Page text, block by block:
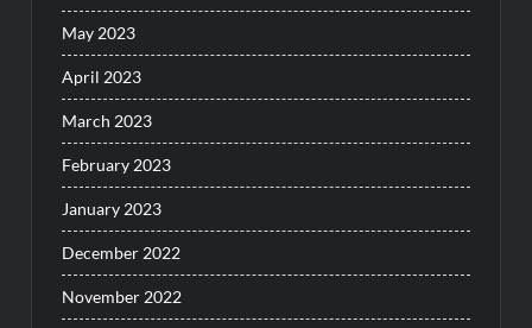
May 2023
April 2023
March 2023
February 2023
January 2023
December 2022
November 2022